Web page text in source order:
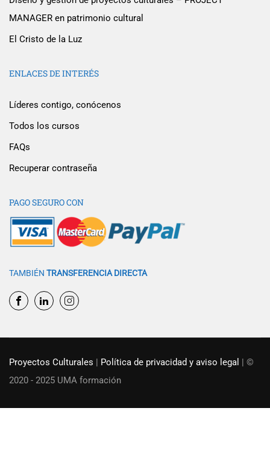
MANAGER en patrimonio cultural
El Cristo de la Luz
ENLACES DE INTERÉS
Líderes contigo, conócenos
Todos los cursos
FAQs
Recuperar contraseña
PAGO SEGURO CON
TAMBIÉN TRANSFERENCIA DIRECTA
Proyectos Culturales | Política de privacidad y aviso legal | ©
2020 - 2025 UMA formación